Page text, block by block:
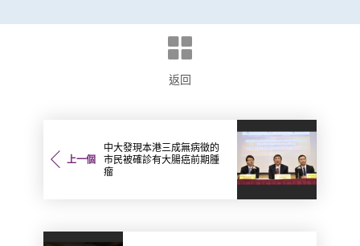
返回
上一個
中大發現本港三成無病徵的
市民被確診有大腸癌前期腫
瘤